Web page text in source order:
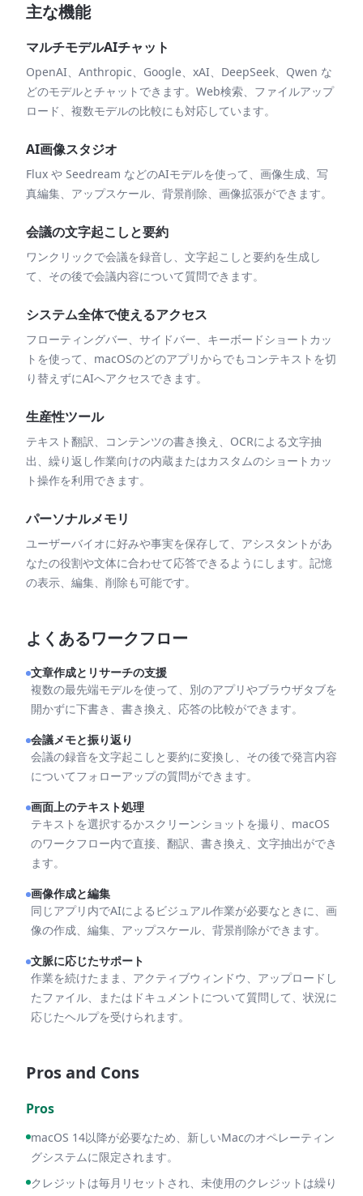
主な機能
マルチモデルAIチャット
OpenAI、Anthropic、Google、xAI、DeepSeek、Qwen な
どのモデルとチャットできます。Web検索、ファイルアップ
ロード、複数モデルの比較にも対応しています。
AI画像スタジオ
Flux や Seedream などのAIモデルを使って、画像生成、写
真編集、アップスケール、背景削除、画像拡張ができます。
会議の文字起こしと要約
ワンクリックで会議を録音し、文字起こしと要約を生成し
て、その後で会議内容について質問できます。
システム全体で使えるアクセス
フローティングバー、サイドバー、キーボードショートカッ
トを使って、macOSのどのアプリからでもコンテキストを切
り替えずにAIへアクセスできます。
生産性ツール
テキスト翻訳、コンテンツの書き換え、OCRによる文字抽
出、繰り返し作業向けの内蔵またはカスタムのショートカッ
ト操作を利用できます。
パーソナルメモリ
ユーザーバイオに好みや事実を保存して、アシスタントがあ
なたの役割や文体に合わせて応答できるようにします。記憶
の表示、編集、削除も可能です。
よくあるワークフロー
文章作成とリサーチの支援
複数の最先端モデルを使って、別のアプリやブラウザタブを
開かずに下書き、書き換え、応答の比較ができます。
会議メモと振り返り
会議の録音を文字起こしと要約に変換し、その後で発言内容
についてフォローアップの質問ができます。
画面上のテキスト処理
テキストを選択するかスクリーンショットを撮り、macOS
のワークフロー内で直接、翻訳、書き換え、文字抽出ができ
ます。
画像作成と編集
同じアプリ内でAIによるビジュアル作業が必要なときに、画
像の作成、編集、アップスケール、背景削除ができます。
文脈に応じたサポート
作業を続けたまま、アクティブウィンドウ、アップロードし
たファイル、またはドキュメントについて質問して、状況に
応じたヘルプを受けられます。
Pros and Cons
Pros
macOS 14以降が必要なため、新しいMacのオペレーティン
グシステムに限定されます。
クレジットは毎月リセットされ、未使用のクレジットは繰り